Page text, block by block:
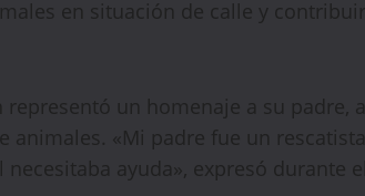
en situación de calle y
un homenaje a su padre,
«Mi padre fue un
ayuda», expresó durante
Sign up today and get15% off your